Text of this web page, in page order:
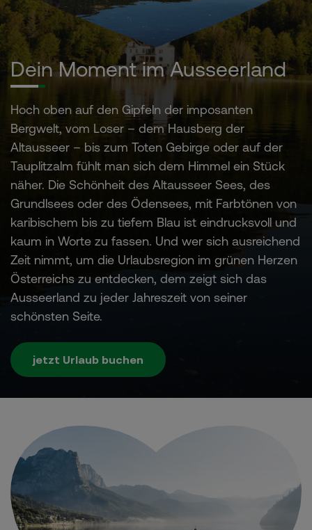
Dein Moment im Ausseerland
Hoch oben auf den Gipfeln der imposanten
Bergwelt, vom Loser – dem Hausberg der
Altausseer – bis zum Toten Gebirge oder auf der
Tauplitzalm fühlt man sich dem Himmel ein Stück
näher. Die Schönheit des Altausseer Sees, des
Grundlsees oder des Ödensees, mit Farbtönen von
karibischem bis zu tiefem Blau ist eindrucksvoll und
kaum in Worte zu fassen. Und wer sich ausreichend
Zeit nimmt, um die Urlaubsregion im grünen Herzen
Österreichs zu entdecken, dem zeigt sich das
Ausseerland zu jeder Jahreszeit von seiner
schönsten Seite.
jetzt Urlaub buchen